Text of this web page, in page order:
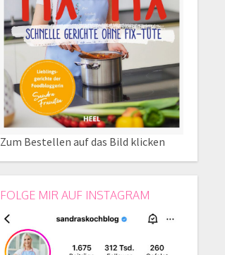
Zum Bestellen auf das Bild klicken
FOLGE MIR AUF INSTAGRAM